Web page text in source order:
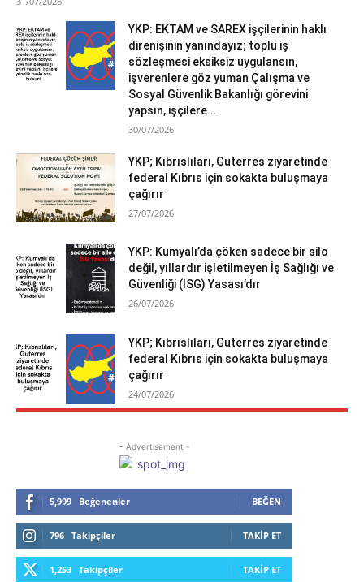
YKP: EKTAM ve SAREX işçilerinin haklı
direnişinin yanındayız; toplu iş
sözleşmesi eksiksiz uygulansın,
işverenlere göz yuman Çalışma ve
Sosyal Güvenlik Bakanlığı görevini
yapsın, işçilere...
30/07/2026
YKP; Kıbrıslıları, Guterres ziyaretinde
federal Kıbrıs için sokakta buluşmaya
çağırır
27/07/2026
YKP: Kumyalı’da çöken sadece bir silo
değil, yıllardır işletilmeyen İş Sağlığı ve
Güvenliği (İSG) Yasası’dır
26/07/2026
YKP; Kıbrıslıları, Guterres ziyaretinde
federal Kıbrıs için sokakta buluşmaya
çağırır
24/07/2026
- Advertisement -
5,999 Beğenenler BEĞEN
796 Takipçiler TAKIP ET
1,253 Takipçiler TAKIP ET